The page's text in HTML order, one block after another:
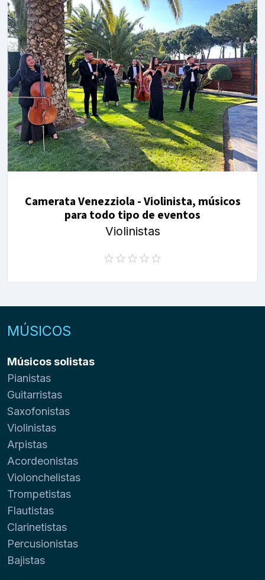
Camerata Venezziola - Violinista, músicos
para todo tipo de eventos
Violinistas
MÚSICOS
Músicos solistas
Pianistas
Guitarristas
Saxofonistas
Violinistas
Arpistas
Acordeonistas
Violonchelistas
Trompetistas
Flautistas
Clarinetistas
Percusionistas
Bajistas